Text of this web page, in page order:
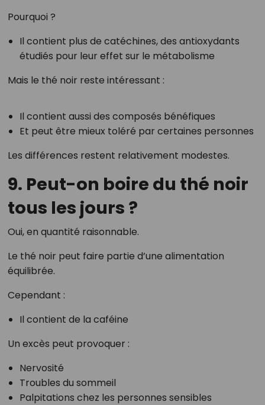
Pourquoi ?
Il contient plus de catéchines, des antioxydants
étudiés pour leur effet sur le métabolisme
Mais le thé noir reste intéressant :
Il contient aussi des composés bénéfiques
Et peut être mieux toléré par certaines personnes
Les différences restent relativement modestes.
9. Peut-on boire du thé noir
tous les jours ?
Oui, en quantité raisonnable.
Le thé noir peut faire partie d’une alimentation
équilibrée.
Cependant :
Il contient de la caféine
Un excès peut provoquer :
Nervosité
Troubles du sommeil
Palpitations chez les personnes sensibles